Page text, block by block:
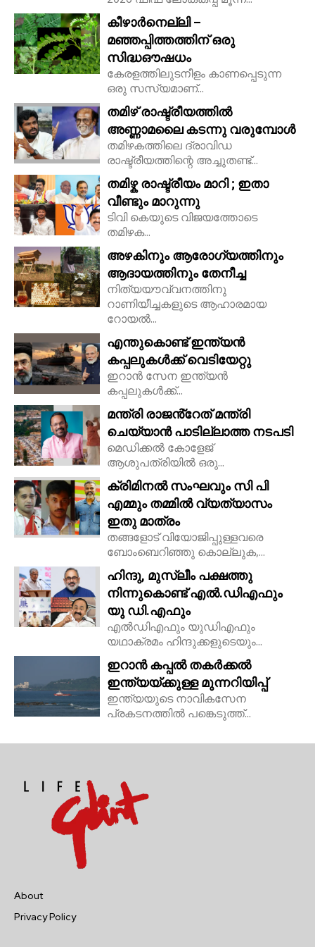
കീഴാർനെല്ലി –
മഞ്ഞപ്പിത്തത്തിന് ഒരു
സിദ്ധഔഷധം
കേരളത്തിലുടനീളം കാണപ്പെടുന്ന
ഒരു സസ്യമാണ്...
തമിഴ് രാഷ്ട്രീയത്തിൽ
അണ്ണാമലൈ കടന്നു വരുമ്പോൾ
തമിഴകത്തിലെ ദ്രാവിഡ
രാഷ്ട്രീയത്തിന്റെ അച്ചുതണ്ട്...
തമിഴ്ക രാഷ്ട്രീയം മാറി ; ഇതാ
വീണ്ടും മാറുന്നു
ടിവി കെയുടെ വിജയത്തോടെ
തമിഴക...
അഴകിനും ആരോഗ്യത്തിനും
ആദായത്തിനും തേനീച്ച
നിത്യയൗവ്വനത്തിനു
റാണിയീച്ചകളുടെ ആഹാരമായ
റോയല്‍...
എന്തുകൊണ്ട് ഇന്ത്യൻ
കപ്പലുകൾക്ക് വെടിയേറ്റു
ഇറാൻ സേന ഇന്ത്യൻ
കപ്പലുകൾക്ക്...
മന്ത്രി രാജൻ്റേത് മന്ത്രി
ചെയ്യാൻ പാടില്ലാത്ത നടപടി
മെഡിക്കൽ കോളേജ്
ആശുപത്രിയിൽ ഒരു...
ക്രിമിനൽ സംഘവും സി പി
എമ്മും തമ്മിൽ വ്യത്യാസം
ഇതു മാത്രം
തങ്ങളോട് വിയോജിപ്പുള്ളവരെ
ബോംബെറിഞ്ഞു കൊല്ലുക,...
ഹിന്ദു, മുസ്ലീം പക്ഷത്തു
നിന്നുകൊണ്ട് എൽ.ഡിഎഫും
യു ഡി.എഫും
എൽഡിഎഫും യുഡിഎഫും
യഥാക്രമം ഹിന്ദുക്കളുടെയും...
ഇറാൻ കപ്പൽ തകർക്കൽ
ഇന്ത്യയ്ക്കുള്ള മുന്നറിയിപ്പ്
ഇന്ത്യയുടെ നാവികസേന
പ്രകടനത്തിൽ പങ്കെടുത്ത്...
About
Privacy Policy